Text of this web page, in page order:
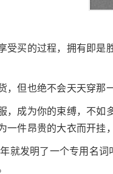
受买的过程，拥有即是
，但也绝不会天天穿那
，成为你的束缚，不如
一件昂贵的大衣而开挂
就发明了一个专用名词